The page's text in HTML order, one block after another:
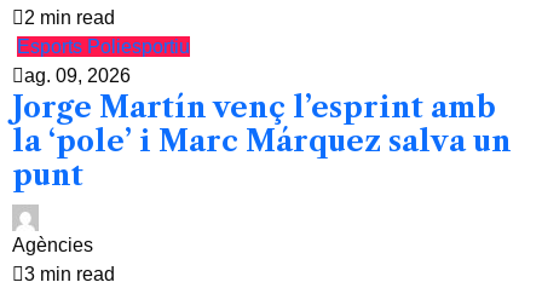
2 min read
Esports Poliesportiu
ag. 09, 2026
Jorge Martín venç l’esprint amb
la ‘pole’ i Marc Márquez salva un
punt
Agències
3 min read